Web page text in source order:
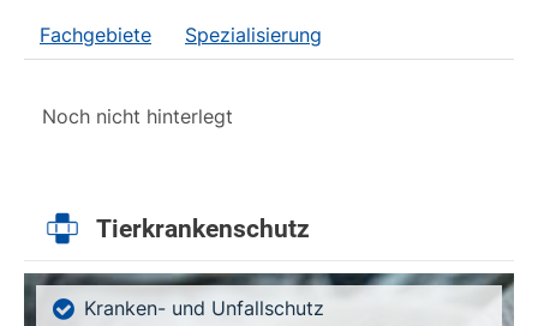
Fachgebiete Spezialisierung
Noch nicht hinterlegt
Tierkrankenschutz
Kranken- und Unfallschutz